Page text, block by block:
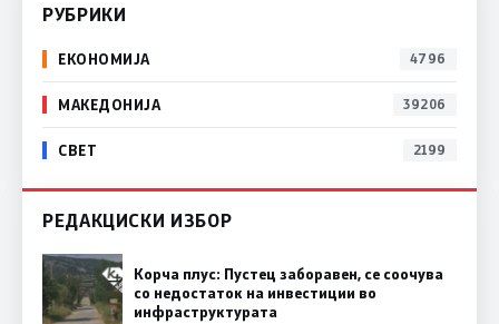
РУБРИКИ
ЕКОНОМИЈА 4796
МАКЕДОНИЈА 39206
СВЕТ 2199
РЕДАКЦИСКИ ИЗБОР
Корча плус: Пустец заборавен, се соочува
со недостаток на инвестиции во
инфраструктурата